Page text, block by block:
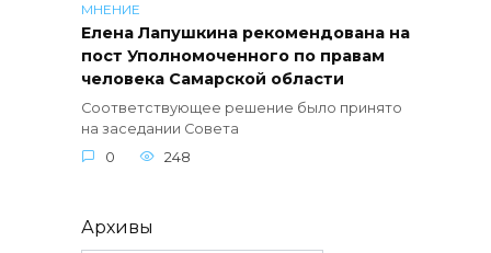
МНЕНИЕ
Елена Лапушкина рекомендована на
пост Уполномоченного по правам
человека Самарской области
Соответствующее решение было принято
на заседании Совета
0
248
Архивы